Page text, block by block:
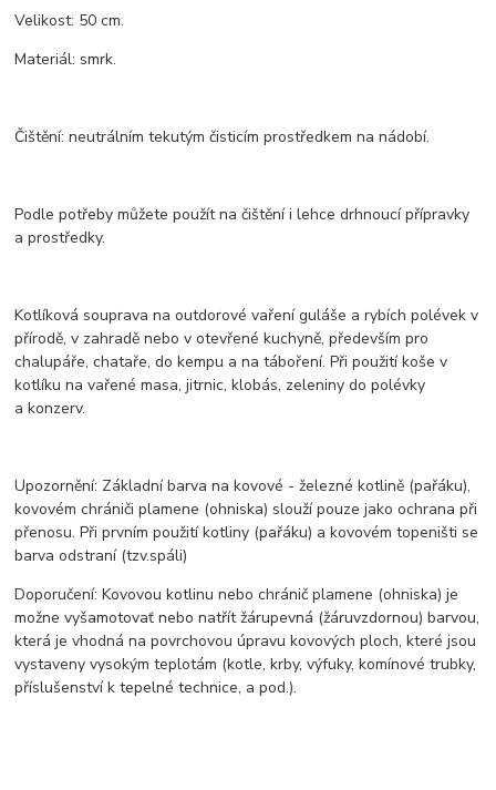
Velikost: 50 cm.
Materiál: smrk.
Čištění: neutrálním tekutým čisticím prostředkem na nádobí.
Podle potřeby můžete použít na čištění i lehce drhnoucí přípravky
a prostředky.
Kotlíková souprava na outdorové vaření guláše a rybích polévek v
přírodě, v zahradě nebo v otevřené kuchyně, především pro
chalupáře, chataře, do kempu a na táboření. Při použití koše v
kotlíku na vařené masa, jitrnic, klobás, zeleniny do polévky
a konzerv.
Upozornění: Základní barva na kovové - železné kotlině (pařáku),
kovovém chrániči plamene (ohniska) slouží pouze jako ochrana při
přenosu. Při prvním použití kotliny (pařáku) a kovovém topeništi se
barva odstraní (tzv.spáli)
Doporučení: Kovovou kotlinu nebo chránič plamene (ohniska) je
možne vyšamotovať nebo natřít žárupevná (žáruvzdornou) barvou,
která je vhodná na povrchovou úpravu kovových ploch, které jsou
vystaveny vysokým teplotám (kotle, krby, výfuky, komínové trubky,
příslušenství k tepelné technice, a pod.).